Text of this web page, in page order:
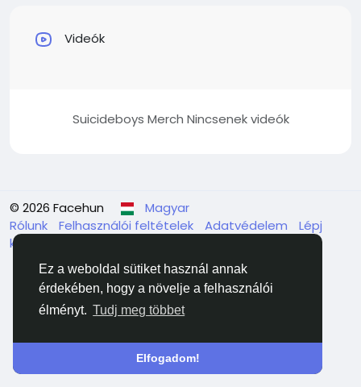
Ez a weboldal sütiket használ annak
érdekében, hogy a növelje a felhasználói
élményt. Tudj meg többet
Elfogadom!
Videók
Suicideboys Merch Nincsenek videók
© 2026 Facehun
Magyar
Rólunk
Felhasználói feltételek Adatvédelem
Lépj
kapcsolatba velünk